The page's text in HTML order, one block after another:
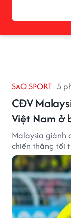
SAO SPORT 5
CĐV
Việt Nam ở
Malaysia giành
chiến thắng tối